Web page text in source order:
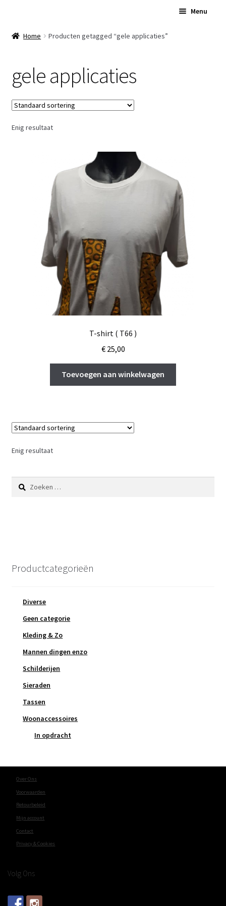
naar
de
Menu
Home
Winkel
Home Producten getagged “gele applicaties”
gele applicaties
Enig resultaat
T-shirt ( T66 )
€25,00
Toevoegen aan winkelwagen
Enig resultaat
Zoeken
naar:
Productcategorieën
Diverse
Geen categorie
Kleding & Zo
Mannen dingen enzo
Schilderijen
Sieraden
Tassen
Woonaccessoires
In opdracht
Over Ons
Voorwaarden
Retourbeleid
Mijn account
Contact
Privacy & Cookies
Volg Ons